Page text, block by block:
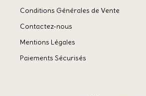
Conditions Générales de Vente
Contactez-nous
Mentions Légales
Paiements Sécurisés